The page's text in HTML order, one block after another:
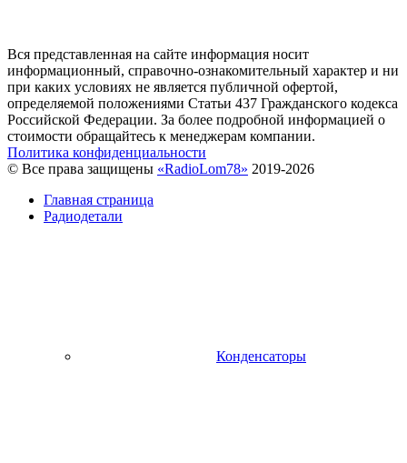
Вся представленная на сайте информация носит
информационный, справочно-ознакомительный характер и ни
при каких условиях не является публичной офертой,
определяемой положениями Статьи 437 Гражданского кодекса
Российской Федерации. За более подробной информацией о
стоимости обращайтесь к менеджерам компании.
Политика конфиденциальности
© Все права защищены «RadioLom78» 2019-2026
Главная страница
Радиодетали
Конденсаторы